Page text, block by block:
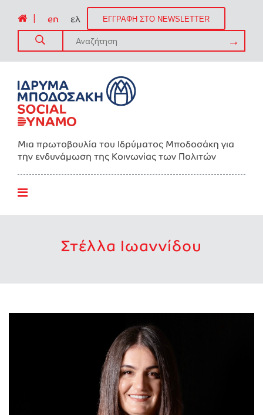
en ελ ΕΓΓΡΑΦΗ ΣΤΟ NEWSLETTER
Μια πρωτοβουλία του Ιδρύματος Μποδοσάκη για
την ενδυνάμωση της Kοινωνίας των Πολιτών
Στέλλα Ιωαννίδου